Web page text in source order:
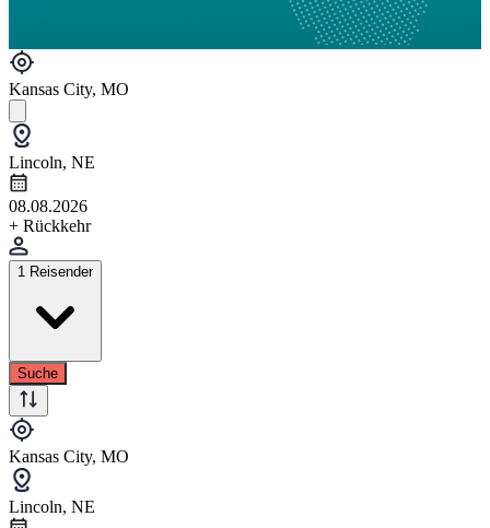
Kansas City, MO
Lincoln, NE
08.08.2026
+ Rückkehr
1 Reisender
Suche
Kansas City, MO
Lincoln, NE